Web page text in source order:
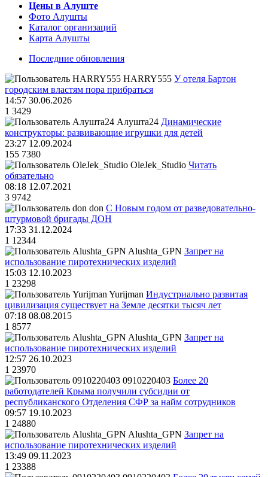
Цены в Алуште
Фото Алушты
Каталог организаций
Карта Алушты
Последние обновления
HARRY555 У отеля Бартон
городским властям пора прибраться
14:57 30.06.2026
1 3429
Алушта24 Динамические
конструкторы: развивающие игрушки для детей
23:27 12.09.2024
155 7380
OleJek_Studio Читать
обязательно
08:18 12.07.2021
3 9742
don С Новым годом от разведовательно-
штурмовой бригады ДОН
17:33 31.12.2024
1 12344
Alushta_GPN Запрет на
использование пиротехнических изделий
15:03 12.10.2023
1 23298
Yurijman Индустриально развитая
цивилизация существует на Земле десятки тысяч лет
07:18 08.08.2015
1 8577
Alushta_GPN Запрет на
использование пиротехнических изделий
12:57 26.10.2023
1 23970
0910220403 Более 20
работодателей Крыма получили субсидии от
республиканского Отделения СФР за найм сотрудников
09:57 19.10.2023
1 24880
Alushta_GPN Запрет на
использование пиротехнических изделий
13:49 09.11.2023
1 23388